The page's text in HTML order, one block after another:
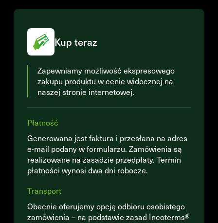
Kup teraz
Zapewniamy możliwość ekspresowego
zakupu produktu w cenie widocznej na
naszej stronie internetowej.
Płatność
Generowana jest faktura i przesłana na adres
e-mail podany w formularzu. Zamówienia są
realizowane na zasadzie przedpłaty. Termin
płatności wynosi dwa dni robocze.
Transport
Obecnie oferujemy opcję odbioru osobistego
zamówienia – na podstawie zasad Incoterms®